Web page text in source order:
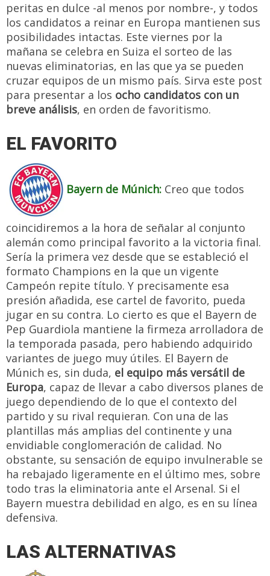
peritas en dulce -al menos por nombre-, y todos
los candidatos a reinar en Europa mantienen sus
posibilidades intactas. Este viernes por la
mañana se celebra en Suiza el sorteo de las
nuevas eliminatorias, en las que ya se pueden
cruzar equipos de un mismo país. Sirva este post
para presentar a los ocho candidatos con un
breve análisis, en orden de favoritismo.
EL FAVORITO
Bayern de Múnich: Creo que todos
coincidiremos a la hora de señalar al conjunto
alemán como principal favorito a la victoria final.
Sería la primera vez desde que se estableció el
formato Champions en la que un vigente
Campeón repite título. Y precisamente esa
presión añadida, ese cartel de favorito, pueda
jugar en su contra. Lo cierto es que el Bayern de
Pep Guardiola mantiene la firmeza arrolladora de
la temporada pasada, pero habiendo adquirido
variantes de juego muy útiles. El Bayern de
Múnich es, sin duda, el equipo más versátil de
Europa, capaz de llevar a cabo diversos planes de
juego dependiendo de lo que el contexto del
partido y su rival requieran. Con una de las
plantillas más amplias del continente y una
envidiable conglomeración de calidad. No
obstante, su sensación de equipo invulnerable se
ha rebajado ligeramente en el último mes, sobre
todo tras la eliminatoria ante el Arsenal. Si el
Bayern muestra debilidad en algo, es en su línea
defensiva.
LAS ALTERNATIVAS